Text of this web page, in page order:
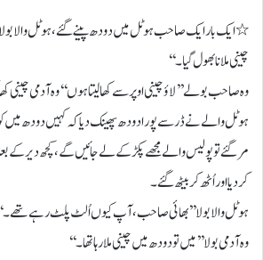
٭ ایک بار ایک صاحب ہوٹل میں دودھ پینے گئے، ہوٹل والا
چینی ملانا بھول گیا۔‘‘
وہ صاحب بولے ’’ لاؤ چینی اوپر سے کھا لیتا ہوں‘‘ وہ آدمی چینی کھا
ہوٹل والے نے ڈر سے پورا دودھ پھینک دیا کہ کہیں دودھ میں
مر گئے تو پولیس والے مجھے پکڑ کے لے جائیں گے، کچھ دیر کے
کردیا اور اُٹھ کر بیٹھ گئے۔
ہوٹل والا بولا ’’ بھائی صاحب، آپ کیوں اُلٹ پلٹ رہے
وہ آدمی بولا ’’ میں تو دودھ میں چینی ملا رہا تھا۔‘‘